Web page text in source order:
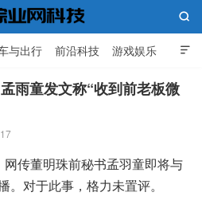
网科技

与出行 前沿科技 游戏娱乐

雨童发文称“收到前老板微
传董明珠前秘书孟羽童即将与
对于此事，格力未置评。